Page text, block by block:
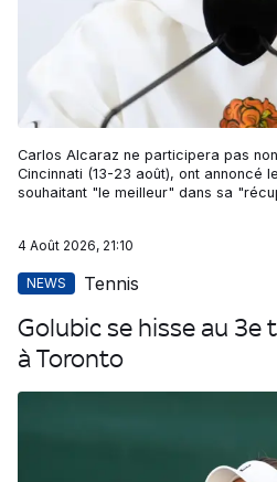
Carlos Alcaraz ne participera pas
Cincinnati (13-23 août), ont annoncé
souhaitant "le meilleur" dans sa
4 Août 2026, 21:10
NEWS Tennis
Golubic se hisse au 3e
à Toronto